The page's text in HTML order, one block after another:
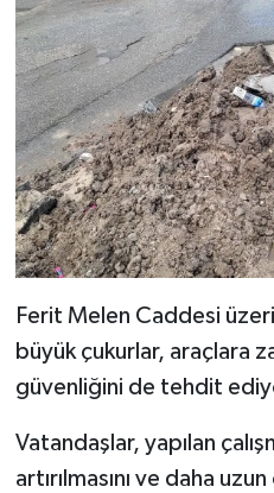
Ferit Melen Caddesi
büyük çukurlar, araçlara
güvenliğini de tehdit
Vatandaşlar, yapılan
artırılmasını ve daha